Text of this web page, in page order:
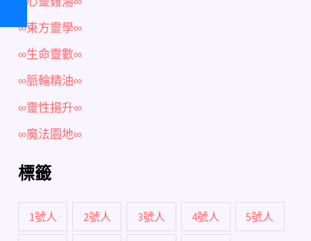
∞東方靈學∞
∞生命靈數∞
∞脈輪精油∞
∞靈性揚升∞
∞魔法園地∞
標籤
1號人 2號人 3號人 4號人 5號人